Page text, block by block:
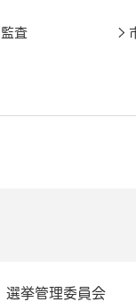
監査
選挙管理委員会